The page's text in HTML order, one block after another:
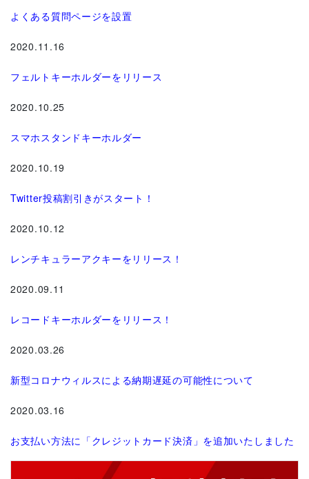
よくある質問ページを設置
2020.11.16
フェルトキーホルダーをリリース
2020.10.25
スマホスタンドキーホルダー
2020.10.19
Twitter投稿割引きがスタート！
2020.10.12
レンチキュラーアクキーをリリース！
2020.09.11
レコードキーホルダーをリリース！
2020.03.26
新型コロナウィルスによる納期遅延の可能性について
2020.03.16
お支払い方法に「クレジットカード決済」を追加いたしました